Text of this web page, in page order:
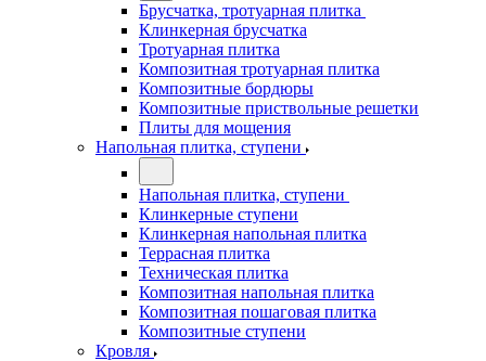
Брусчатка, тротуарная плитка
Клинкерная брусчатка
Тротуарная плитка
Композитная тротуарная плитка
Композитные бордюры
Композитные приствольные решетки
Плиты для мощения
Напольная плитка, ступени
Напольная плитка, ступени
Клинкерные ступени
Клинкерная напольная плитка
Террасная плитка
Техническая плитка
Композитная напольная плитка
Композитная пошаговая плитка
Композитные ступени
Кровля